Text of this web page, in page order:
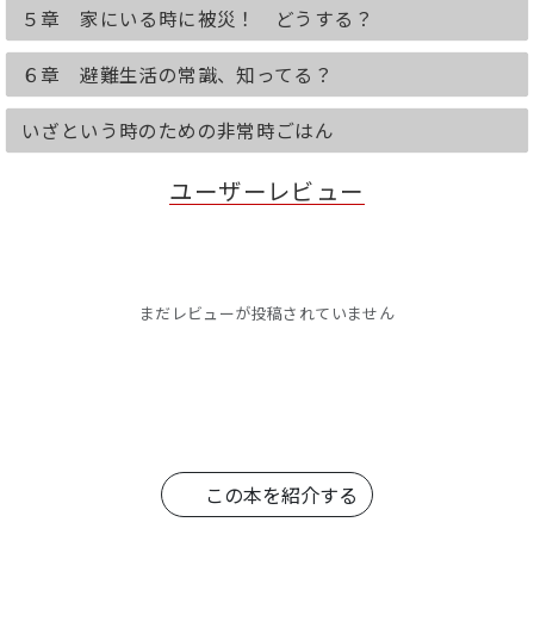
５章 家にいる時に被災！ どうする？
６章 避難生活の常識、知ってる？
いざという時のための非常時ごはん
ユーザーレビュー
まだレビューが投稿されていません
この本を紹介する